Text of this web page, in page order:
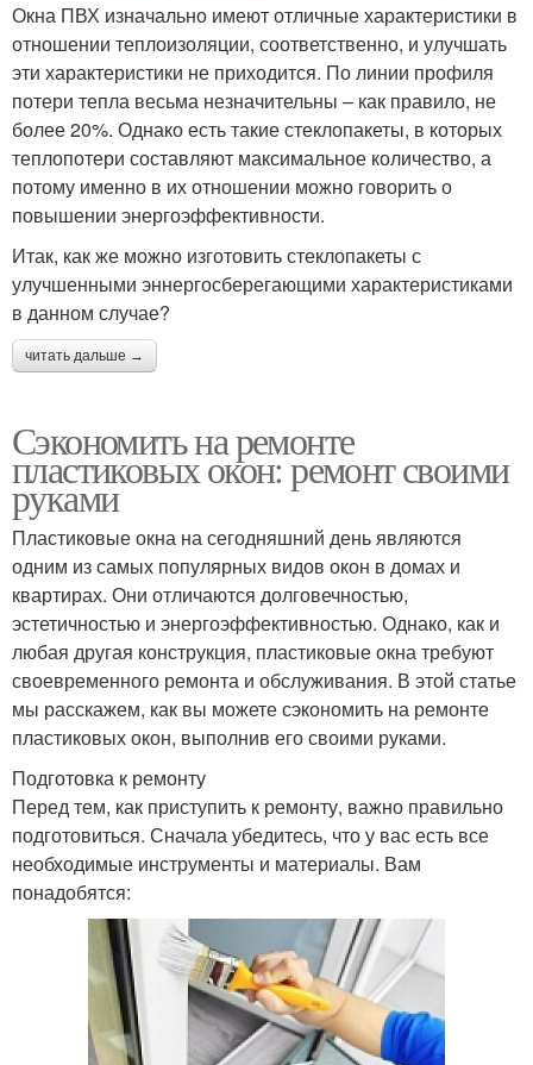
Окна ПВХ изначально имеют отличные характеристики в
отношении теплоизоляции, соответственно, и улучшать
эти характеристики не приходится. По линии профиля
потери тепла весьма незначительны – как правило, не
более 20%. Однако есть такие стеклопакеты, в которых
теплопотери составляют максимальное количество, а
потому именно в их отношении можно говорить о
повышении энергоэффективности.
Итак, как же можно изготовить стеклопакеты с
улучшенными эннергосберегающими характеристиками
в данном случае?
читать дальше →
Сэкономить на ремонте
пластиковых окон: ремонт своими
руками
Пластиковые окна на сегодняшний день являются
одним из самых популярных видов окон в домах и
квартирах. Они отличаются долговечностью,
эстетичностью и энергоэффективностью. Однако, как и
любая другая конструкция, пластиковые окна требуют
своевременного ремонта и обслуживания. В этой статье
мы расскажем, как вы можете сэкономить на ремонте
пластиковых окон, выполнив его своими руками.
Подготовка к ремонту
Перед тем, как приступить к ремонту, важно правильно
подготовиться. Сначала убедитесь, что у вас есть все
необходимые инструменты и материалы. Вам
понадобятся: